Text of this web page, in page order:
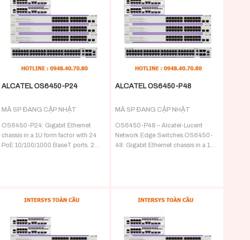
ALCATEL OS6450-P24
MÃ SP ĐANG CẬP NHẬT
OS6450-P24: Gigabit Ethernet
chassis in a 1U form factor with 24
PoE 10/100/1000 BaseT ports. 2
ALCATEL OS6450-P48
MÃ SP ĐANG CẬP NHẬT
OS6450-P48 – Alcatel-Lucent
Network Edge Switches.OS6450-
48: Gigabit Ethernet chassis in a 1U